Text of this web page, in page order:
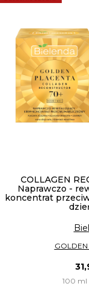
COLLAGEN
Naprawczo -
koncentrat
100 ml